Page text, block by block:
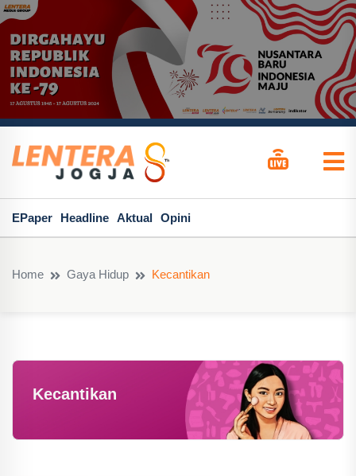
EPaper Headline Aktual Opini
Home Gaya Hidup Kecantikan
Kecantikan